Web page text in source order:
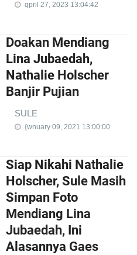
qpril 27, 2023 13:04:42
Doakan Mendiang
Lina Jubaedah,
Nathalie Holscher
Banjir Pujian
SULE
{wnuary 09, 2021 13:00:00
Siap Nikahi Nathalie
Holscher, Sule Masih
Simpan Foto
Mendiang Lina
Jubaedah, Ini
Alasannya Gaes